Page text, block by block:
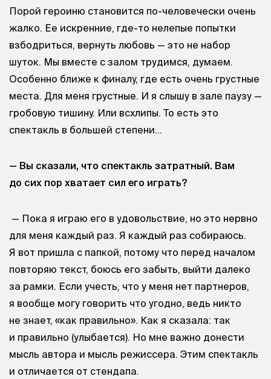
Порой героиню становится по-человечески очень
жалко. Ее искренние, где-то нелепые попытки
взбодриться, вернуть любовь — это не набор
шуток. Мы вместе с залом трудимся, думаем.
Особенно ближе к финалу, где есть очень грустные
места. Для меня грустные. И я слышу в зале паузу —
гробовую тишину. Или всхлипы. То есть это
спектакль в большей степени…
— Вы сказали, что спектакль затратный. Вам
до сих пор хватает сил его играть?
— Пока я играю его в удовольствие, но это нервно
для меня каждый раз. Я каждый раз собираюсь.
Я вот пришла с папкой, потому что перед началом
повторяю текст, боюсь его забыть, выйти далеко
за рамки. Если учесть, что у меня нет партнеров,
я вообще могу говорить что угодно, ведь никто
не знает, «как правильно». Как я сказала: так
и правильно (улыбается). Но мне важно донести
мысль автора и мысль режиссера. Этим спектакль
и отличается от стендапа.